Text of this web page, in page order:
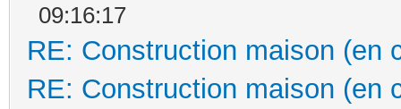
09:16:17
RE: Construction maison (en
RE: Construction maison (en